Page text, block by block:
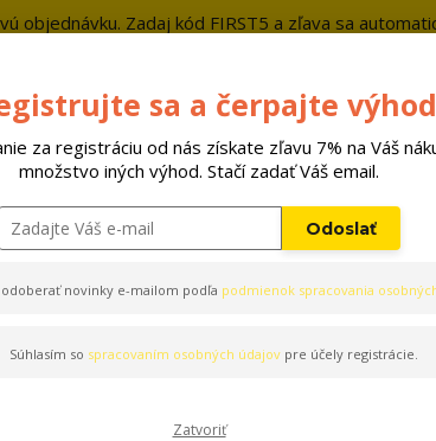
objednávku. Zadaj kód FIRST5 a zľava sa
Pelechy Príslušenstvo
sa a čerpajte
za registráciu od nás získate zľavu 7% na Váš
množstvo iných výhod. Stačí zadať Váš email.
Odoslať
novinky e-mailom podľa podmienok spracovania
Súhlasím so spracovaním osobných údajovpre účely registrácie.
Zatvoriť